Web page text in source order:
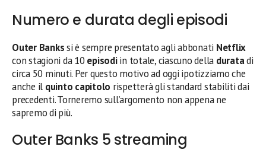
Numero e durata degli episodi
Outer Bankssi è sempre presentato agli abbonati Netflix
con stagioni da 10 episodiin totale, ciascuno della duratadi
circa 50 minuti. Per questo motivo ad oggi ipotizziamo che
anche il quinto capitolo rispetterà gli standard stabiliti dai
precedenti. Torneremo sull’argomento non appena ne
sapremo di più.
Outer Banks 5 streaming